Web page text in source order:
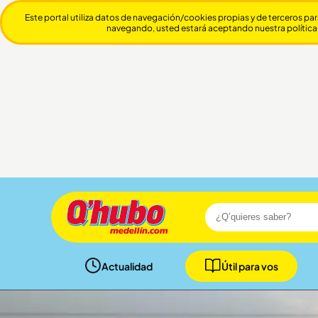
Actualidad Útil para vos
Este portal utiliza datos de navegación/cookies propias y de terceros
navegando, usted estará aceptando nuestra